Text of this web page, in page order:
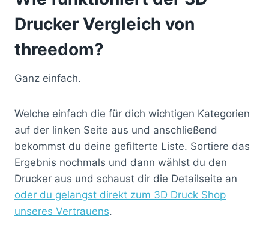
Drucker Vergleich von
threedom?
Ganz einfach.
Welche einfach die für dich wichtigen Kategorien
auf der linken Seite aus und anschließend
bekommst du deine gefilterte Liste. Sortiere das
Ergebnis nochmals und dann wählst du den
Drucker aus und schaust dir die Detailseite an
oder du gelangst direkt zum 3D Druck Shop
unseres Vertrauens.